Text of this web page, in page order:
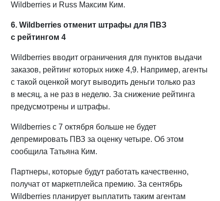
Wildberries и Russ Максим Ким.
6. Wildberries отменит штрафы для ПВЗ
с рейтингом 4
Wildberries вводит ограничения для пунктов выдачи
заказов, рейтинг которых ниже 4,9. Например, агенты
с такой оценкой могут выводить деньги только раз
в месяц, а не раз в неделю. За снижение рейтинга
предусмотрены и штрафы.
Wildberries с 7 октября больше не будет
депремировать ПВЗ за оценку четыре. Об этом
сообщила Татьяна Ким.
Партнеры, которые будут работать качественно,
получат от маркетплейса премию. За сентябрь
Wildberries планирует выплатить таким агентам